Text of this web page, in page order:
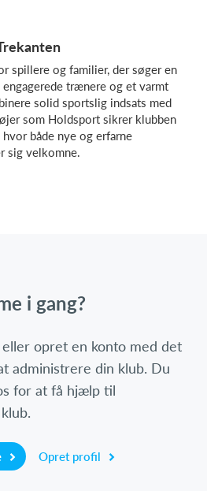
spillere og familier, der søger en
trænere og et varmt
solid sportslig indsats med
som Holdsport sikrer klubben
både nye og erfarne
sig velkomne.
i gang?
opret en konto med det
administrere din klub. Du
for at få hjælp til
Opret profil